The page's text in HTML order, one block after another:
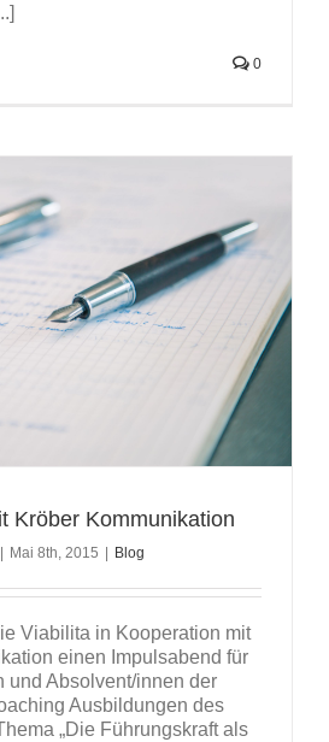
0
Kröber Kommunikation
Mai 8th, 2015 Blog
Viabilita in Kooperation mit
einen Impulsabend für
und Absolvent/innen der
Ausbildungen des
„Die Führungskraft als